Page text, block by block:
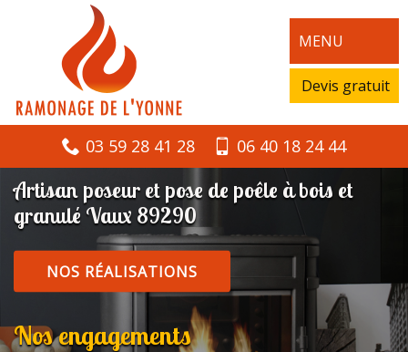
MENU
Devis gratuit
03 59 28 41 28 06 40 18 24 44
Artisan poseur et pose de poêle à bois et
granulé Vaux 89290
NOS RÉALISATIONS
Nos engagements